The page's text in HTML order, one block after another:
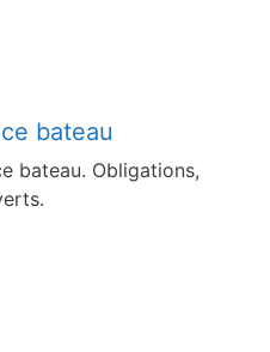
bateau
bateau. Obligations,